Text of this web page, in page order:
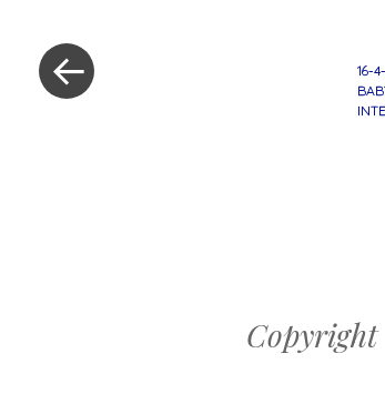
16-
Vorig
bericht
Copyright